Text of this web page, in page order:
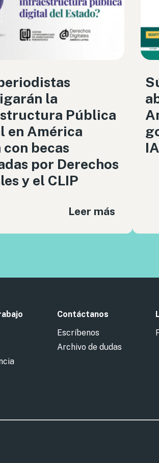
la
Pública
en América
con becas
por Derechos
y el CLIP
Leer más
IA
Contáctanos
Escríbenos
Archivo de dudas